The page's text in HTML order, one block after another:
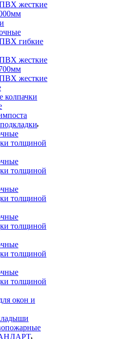
жесткие
гибкие
жесткие
жесткие
колпачки
толщиной
толщиной
толщиной
толщиной
толщиной
толщиной
окон и